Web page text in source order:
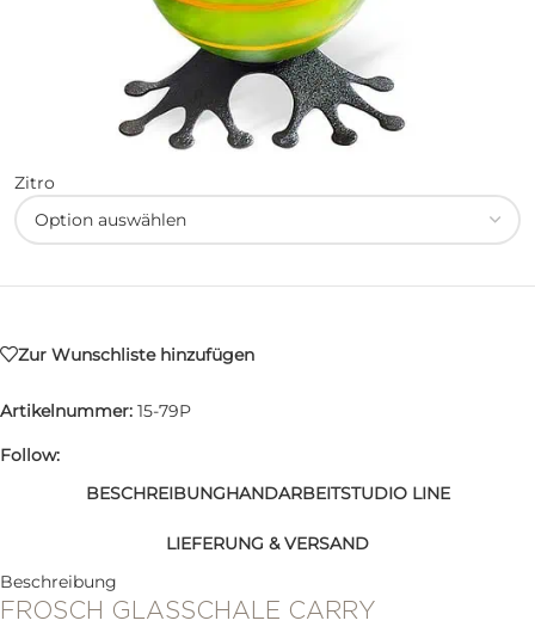
Zitro
Zur Wunschliste hinzufügen
Artikelnummer: 15-79P
Follow:
BESCHREIBUNGHANDARBEITSTUDIO LINE
LIEFERUNG & VERSAND
Beschreibung
FROSCH GLASSCHALE CARRY